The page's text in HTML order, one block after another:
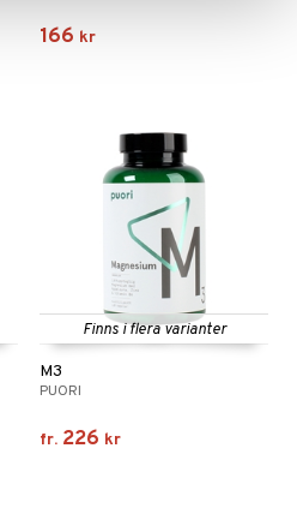
166 kr
Finns i flera varianter
M3
PUORI
fr. 226 kr